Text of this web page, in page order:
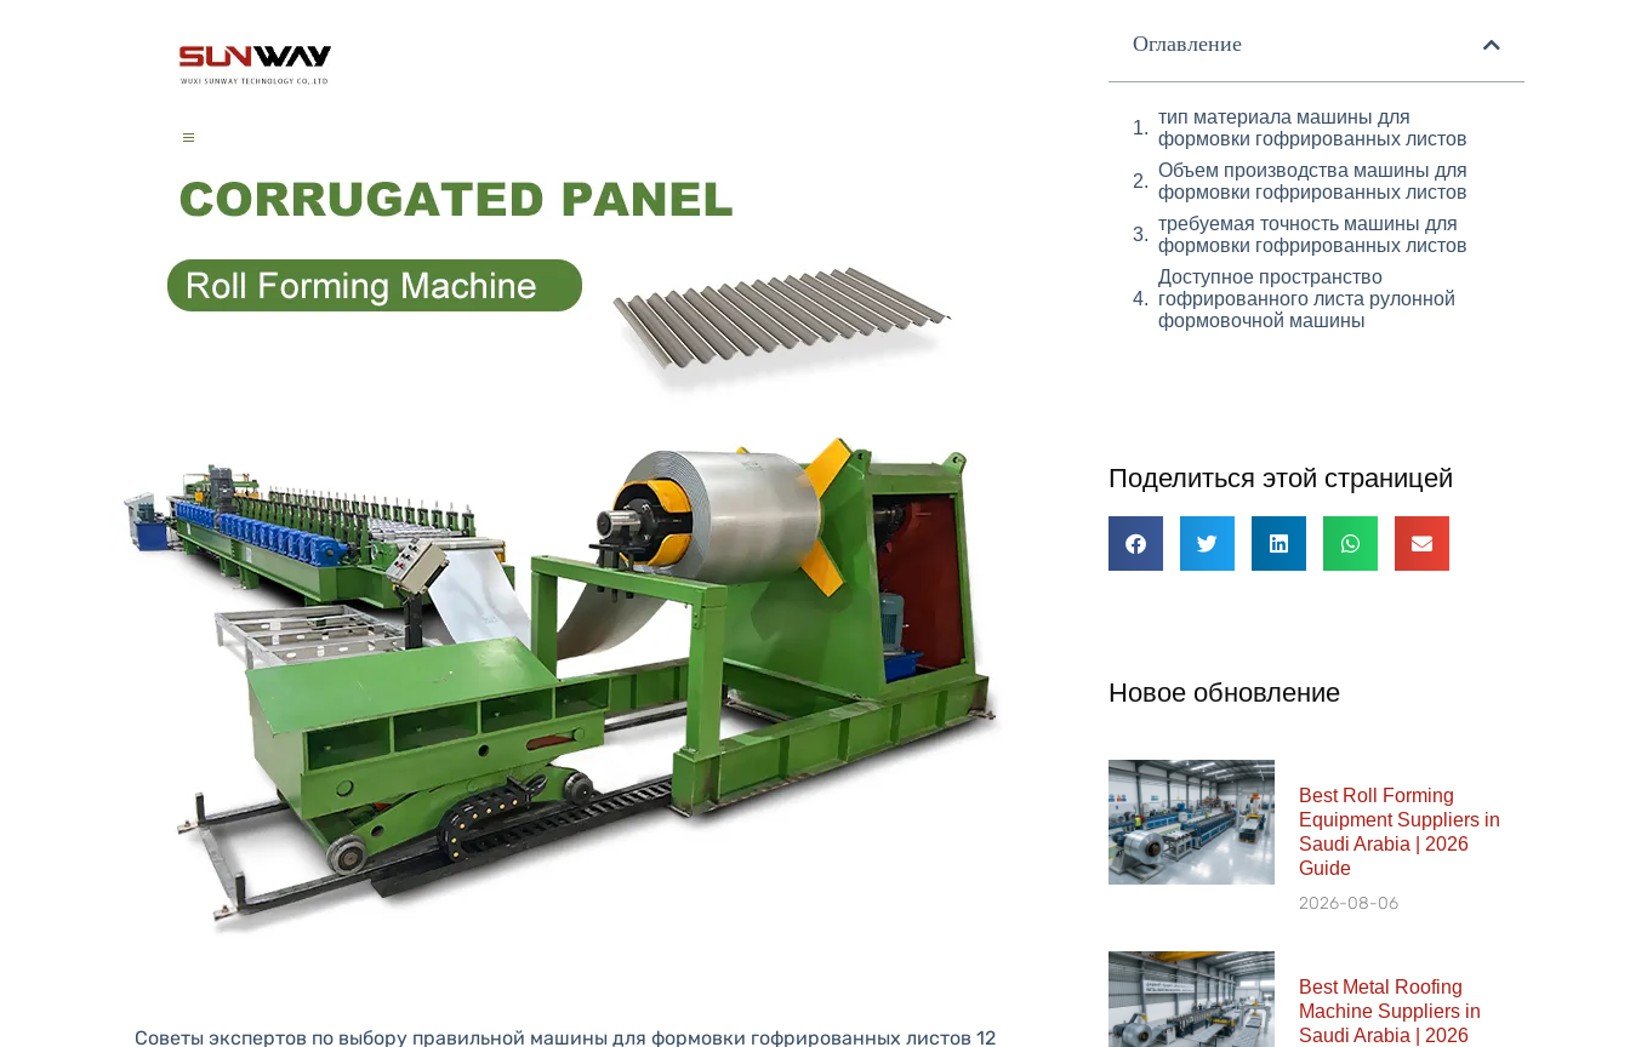
Советы экспертов по выбору правильной машины для формовки гофрированных листов 12
Оглавление
тип материала машины для
формовки гофрированных листов
Объем производства машины для
формовки гофрированных листов
требуемая точность машины для
формовки гофрированных листов
Доступное пространство
гофрированного листа рулонной
формовочной машины
Поделиться этой страницей
Новое обновление
Best Roll Forming
Equipment Suppliers in
Saudi Arabia | 2026
Guide
2026-08-06
Best Metal Roofing
Machine Suppliers in
Saudi Arabia | 2026